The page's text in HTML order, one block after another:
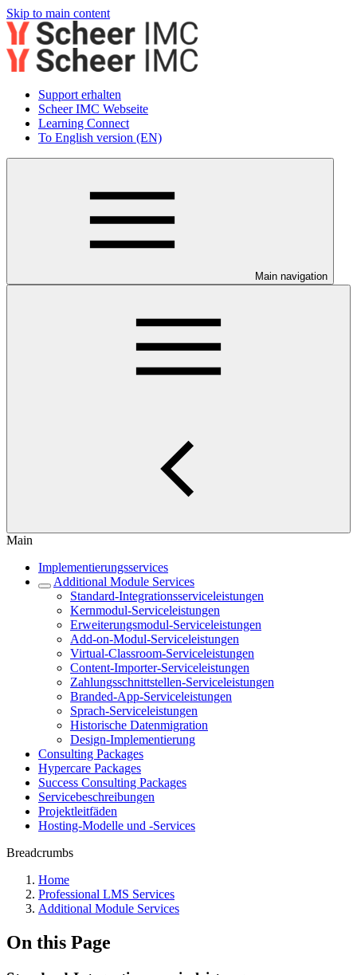
Skip to main content
Support erhalten
Scheer IMC Webseite
Learning Connect
To English version (EN)
Main navigation
Main
Implementierungsservices
Additional Module Services
Standard-Integrationsserviceleistungen
Kernmodul-Serviceleistungen
Erweiterungsmodul-Serviceleistungen
Add-on-Modul-Serviceleistungen
Virtual-Classroom-Serviceleistungen
Content-Importer-Serviceleistungen
Zahlungsschnittstellen-Serviceleistungen
Branded-App-Serviceleistungen
Sprach-Serviceleistungen
Historische Datenmigration
Design-Implementierung
Consulting Packages
Hypercare Packages
Success Consulting Packages
Servicebeschreibungen
Projektleitfäden
Hosting-Modelle und -Services
Breadcrumbs
Home
Professional LMS Services
Additional Module Services
On this Page